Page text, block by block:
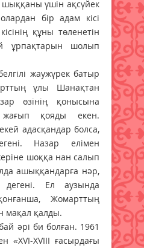
үшін ақсүйек
бір адам кісі
құны төленетін
ұрпақтарын шолып
жаужүрек батыр
ұлы Шанақтан
өзінің қонысына
қояды екен.
адасқандар болса,
Назар елімен
шоққа нан салып
ашыққандарға нәр,
дегені. Ел аузында
Жомарттың
мақал қалды.
әрі би болған. 1961
«XVI-XVIII ғасырдағы